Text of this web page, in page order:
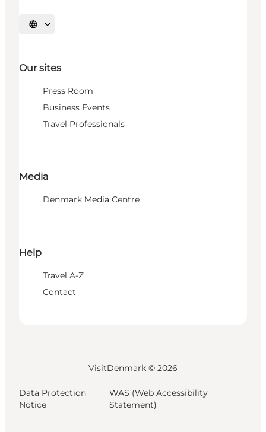
Select language
Our sites
Press Room
Business Events
Travel Professionals
Media
Denmark Media Centre
Help
Travel A-Z
Contact
VisitDenmark © 2026
Data Protection
Notice
WAS (Web Accessibility
Statement)